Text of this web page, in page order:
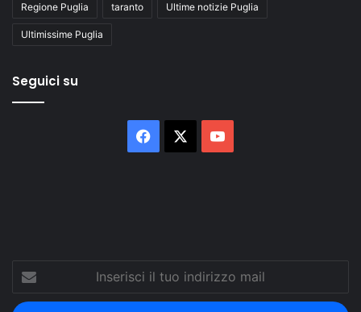
Regione Puglia taranto Ultime notizie Puglia
Ultimissime Puglia
Seguici su
Facebook
Inserisci
tuo